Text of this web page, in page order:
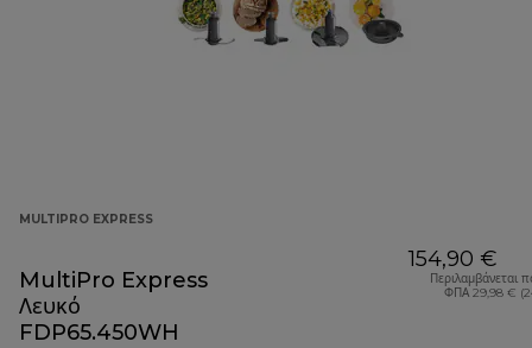
MULTIPRO EXPRESS
MultiPro Express
Λευκό
FDP65.450WH
154,90 €
Περιλαμβάνεται
ΦΠΑ 29,98 €